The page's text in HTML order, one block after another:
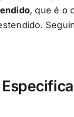
, que é o